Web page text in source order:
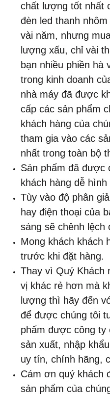
chất lượng tốt nhất
đèn led thanh
vài năm, nhưng
lượng xấu, chỉ vài
bạn nhiều phiền hà
trong kinh doanh
nhà máy đã được
cấp các sản phẩm
khách hàng của
tham gia vào các
nhất trong toàn bộ
Sản phẩm đã được
khách hàng dễ
Tùy vào độ phân
hay điện thoại của
sáng sẽ chênh lệch
Mong khách khách
trước khi đặt hàng.
Thay vì Quý Khách
vị khác rẻ hơn mà
lượng thì hãy đến
để được chúng tôi
phẩm được công ty
sản xuất, nhập
uy tín, chính hãng,
Cám ơn quý khách
sản phẩm của